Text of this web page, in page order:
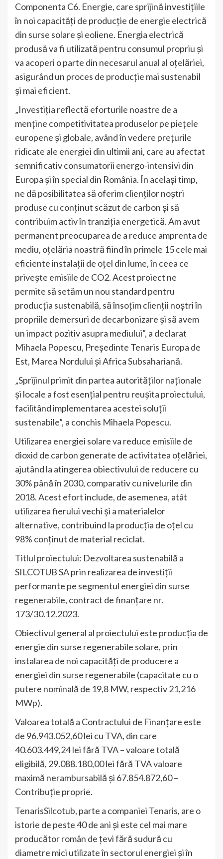
Componenta C6. Energie, care sprijină investițiile
în noi capacități de producție de energie electrică
din surse solare și eoliene. Energia electrică
produsă va fi utilizată pentru consumul propriu și
va acoperi o parte din necesarul anual al oțelăriei,
asigurând un proces de producție mai sustenabil
și mai eficient.
„Investiția reflectă eforturile noastre de a
menține competitivitatea produselor pe piețele
europene și globale, având în vedere prețurile
ridicate ale energiei din ultimii ani, care au afectat
semnificativ consumatorii energo-intensivi din
Europa și în special din România. În același timp,
ne dă posibilitatea să oferim clienților noștri
produse cu conținut scăzut de carbon și să
contribuim activ în tranziția energetică. Am avut
permanent preocuparea de a reduce amprenta de
mediu, oțelăria noastră fiind în primele 15 cele mai
eficiente instalații de oțel din lume, în ceea ce
privește emisiile de CO2. Acest proiect ne
permite să setăm un nou standard pentru
producția sustenabilă, să însoțim clienții noștri în
propriile demersuri de decarbonizare și să avem
un impact pozitiv asupra mediului”, a declarat
Mihaela Popescu, Președinte Tenaris Europa de
Est, Marea Nordului și Africa Subsahariană.
„Sprijinul primit din partea autorităților naționale
și locale a fost esențial pentru reușita proiectului,
facilitând implementarea acestei soluții
sustenabile”, a conchis Mihaela Popescu.
Utilizarea energiei solare va reduce emisiile de
dioxid de carbon generate de activitatea oțelăriei,
ajutând la atingerea obiectivului de reducere cu
30% până în 2030, comparativ cu nivelurile din
2018. Acest efort include, de asemenea, atât
utilizarea fierului vechi și a materialelor
alternative, contribuind la producția de oțel cu
98% conținut de material reciclat.
Titlul proiectului: Dezvoltarea sustenabilă a
SILCOTUB SA prin realizarea de investiții
performante pe segmentul energiei din surse
regenerabile, contract de finanțare nr.
173/30.12.2023.
Obiectivul general al proiectului este producţia de
energie din surse regenerabile solare, prin
instalarea de noi capacități de producere a
energiei din surse regenerabile (capacitate cu o
putere nominală de 19,8 MW, respectiv 21,216
MWp).
Valoarea totală a Contractului de Finanțare este
de 96.943.052,60 lei cu TVA, din care
40.603.449,24 lei fără TVA – valoare totală
eligibilă, 29.088.180,00 lei fără TVA valoare
maximă nerambursabilă și 67.854.872,60 –
Contribuție proprie.
TenarisSilcotub, parte a companiei Tenaris, are o
istorie de peste 40 de ani și este cel mai mare
producător român de țevi fără sudură cu
diametre mici utilizate în sectorul energiei și în